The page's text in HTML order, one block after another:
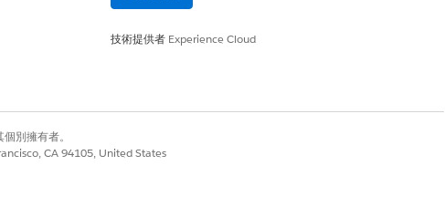
技術提供者 Experience Cloud
別擁有者。
CA 94105, United States